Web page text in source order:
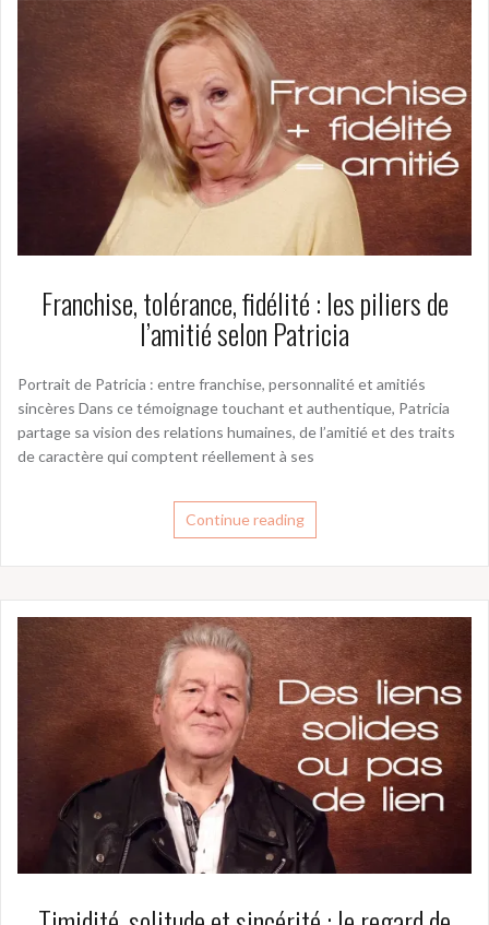
Franchise, tolérance, fidélité : les piliers de
l’amitié selon Patricia
Portrait de Patricia : entre franchise, personnalité et amitiés
sincères Dans ce témoignage touchant et authentique, Patricia
partage sa vision des relations humaines, de l’amitié et des traits
de caractère qui comptent réellement à ses
Continue reading